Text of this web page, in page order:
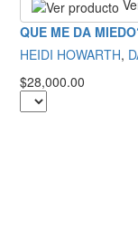
QUE ME DA
HEIDI HOWARTH,
$28,000.00